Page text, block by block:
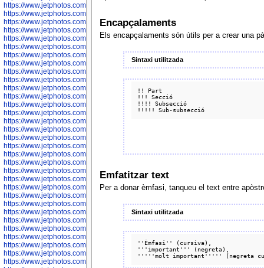
https://www.jetphotos.com/photographer/602231
https://www.jetphotos.com/photographer/602240
https://www.jetphotos.com/photographer/602244
https://www.jetphotos.com/photographer/602247
https://www.jetphotos.com/photographer/602261
https://www.jetphotos.com/photographer/602265
https://www.jetphotos.com/photographer/602279
https://www.jetphotos.com/photographer/602307
https://www.jetphotos.com/photographer/602315
https://www.jetphotos.com/photographer/602323
https://www.jetphotos.com/photographer/602340
https://www.jetphotos.com/photographer/602346
https://www.jetphotos.com/photographer/602741
https://www.jetphotos.com/photographer/602743
https://www.jetphotos.com/photographer/602744
https://www.jetphotos.com/photographer/602745
https://www.jetphotos.com/photographer/602746
https://www.jetphotos.com/photographer/602748
https://www.jetphotos.com/photographer/602749
https://www.jetphotos.com/photographer/602750
https://www.jetphotos.com/photographer/602757
https://www.jetphotos.com/photographer/602758
https://www.jetphotos.com/photographer/602762
https://www.jetphotos.com/photographer/602763
https://www.jetphotos.com/photographer/602764
https://www.jetphotos.com/photographer/602769
https://www.jetphotos.com/photographer/602770
https://www.jetphotos.com/photographer/602772
https://www.jetphotos.com/photographer/602773
https://www.jetphotos.com/photographer/602774
https://www.jetphotos.com/photographer/602775
https://www.jetphotos.com/photographer/601186
Encapçalaments
Els encapçalaments són útils per a crear una
Sintaxi utilitzada
!! Part
!!! Secció
!!!! Subsecció
Emfatitzar text
Per a donar èmfasi, tanqueu el text entre
Sintaxi utilitzada
''Èmfasi'' (cursiva),
'''important''' (negreta),